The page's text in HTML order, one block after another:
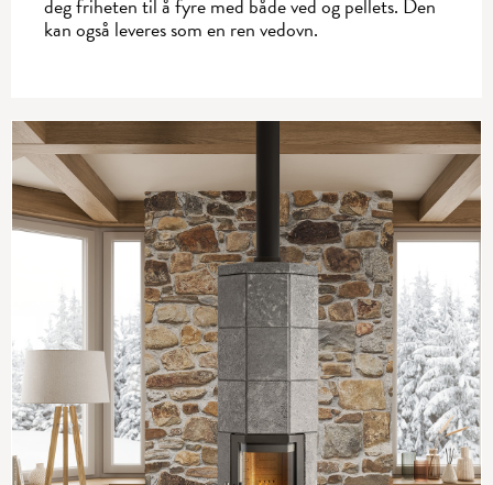
deg friheten til å fyre med både ved og pellets. Den
kan også leveres som en ren vedovn.